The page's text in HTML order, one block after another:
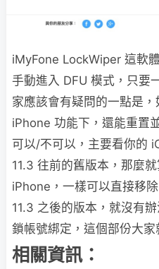
iMyFone LockWiper 這軟
手動進入 DFU 模式，只要
家應該會有疑問的一點是
iPhone 功能下，還能重置
可以/不可以，主要看你的
11.3 往前的舊版本，那麼
iPhone，一樣可以直接移
11.3 之後的版本，就沒有
鎖帳號綁定，這個部份大家
相關資訊：